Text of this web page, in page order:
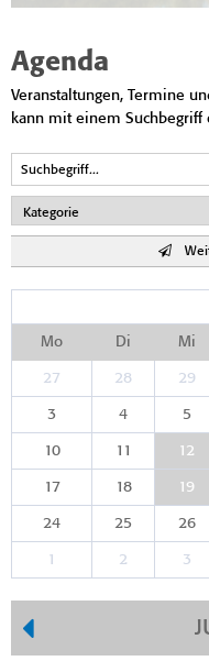
Agenda
Veranstaltungen, Termine
kann mit einem Suchbegriff
Mo Di Mi
27 28 29
3 4 5
10 11 12
17 18 19
24 25 26
1 2 3